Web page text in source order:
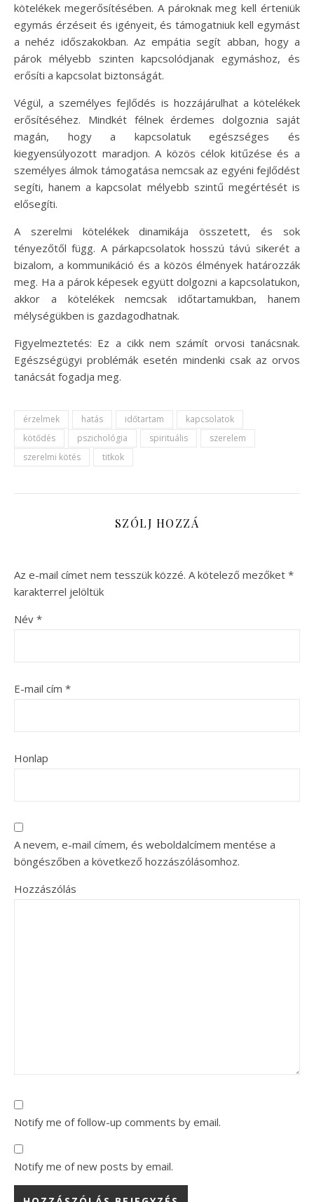
kötelékek megerősítésében. A pároknak meg kell érteniük
egymás érzéseit és igényeit, és támogatniuk kell egymást
a nehéz időszakokban. Az empátia segít abban, hogy a
párok mélyebb szinten kapcsolódjanak egymáshoz, és
erősíti a kapcsolat biztonságát.
Végül, a személyes fejlődés is hozzájárulhat a kötelékek
erősítéséhez. Mindkét félnek érdemes dolgoznia saját
magán, hogy a kapcsolatuk egészséges és
kiegyensúlyozott maradjon. A közös célok kitűzése és a
személyes álmok támogatása nemcsak az egyéni fejlődést
segíti, hanem a kapcsolat mélyebb szintű megértését is
elősegíti.
A szerelmi kötelékek dinamikája összetett, és sok
tényezőtől függ. A párkapcsolatok hosszú távú sikerét a
bizalom, a kommunikáció és a közös élmények határozzák
meg. Ha a párok képesek együtt dolgozni a kapcsolatukon,
akkor a kötelékek nemcsak időtartamukban, hanem
mélységükben is gazdagodhatnak.
Figyelmeztetés: Ez a cikk nem számít orvosi tanácsnak.
Egészségügyi problémák esetén mindenki csak az orvos
tanácsát fogadja meg.
érzelmek hatás időtartam
kapcsolatok
kötődés
pszichológia spirituális
szerelem
szerelmi kötés
titkok
SZÓLJ HOZZÁ
Az e-mail címet nem tesszük közzé. A kötelező mezőket *
karakterrel jelöltük
Név *
E-mail cím *
Honlap
A nevem, e-mail címem, és weboldalcímem mentése a
böngészőben a következő hozzászólásomhoz.
Hozzászólás
Notify me of follow-up comments by email.
Notify me of new posts by email.